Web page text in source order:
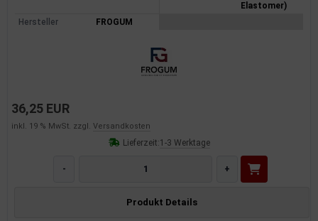
Elastomer)
Hersteller
FROGUM
36,25 EUR
inkl. 19 % MwSt. zzgl. Versandkosten
Lieferzeit:1-3 Werktage
- +
Produkt Details